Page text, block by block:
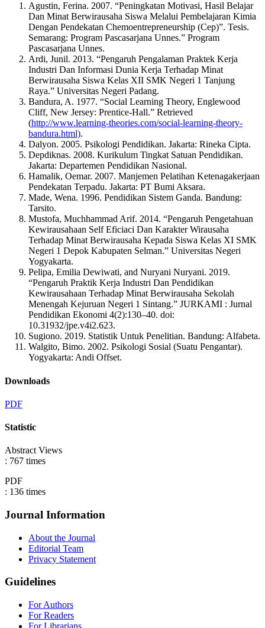
Agustin, Ferina. 2007. “Peningkatan Motivasi, Hasil Belajar
Dan Minat Berwirausaha Siswa Melalui Pembelajaran Kimia
Dengan Pendekatan Chemoentrepreneurship (Cep)”. Tesis.
Semarang: Program Pascasarjana Unnes.” Program
Pascasarjana Unnes.
Ardi, Junil. 2013. “Pengaruh Pengalaman Praktek Kerja
Industri Dan Informasi Dunia Kerja Terhadap Minat
Berwirausaha Siswa Kelas XII SMK Negeri 1 Tanjung
Raya.” Universitas Negeri Padang.
Bandura, A. 1977. “Social Learning Theory, Englewood
Cliff, New Jersey: Prentice-Hall.” Retrieved
(http://www.learning-theories.com/social-learning-theory-
bandura.html).
Dalyon. 2005. Psikologi Pendidikan. Jakarta: Rineka Cipta.
Depdiknas. 2008. Kurikulum Tingkat Satuan Pendidikan.
Jakarta: Departemen Pendidikan Nasional.
Hamalik, Oemar. 2007. Manjemen Pelatihan Ketenagakerjaan
Pendekatan Terpadu. Jakarta: PT Bumi Aksara.
Made, Wena. 1996. Pendidikan Sistem Ganda. Bandung:
Tarsito.
Mustofa, Muchhammad Arif. 2014. “Pengaruh Pengetahuan
Kewirausahaan Self Eficiaci Dan Karakter Wirausaha
Terhadap Minat Berwirausaha Kepada Siswa Kelas XI SMK
Negeri 1 Depok Kabupaten Selman.” Universitas Negeri
Yogyakarta.
Pelipa, Emilia Dewiwati, and Nuryani Nuryani. 2019.
“Pengaruh Praktik Kerja Industri Dan Pendidikan
Kewirausahaan Terhadap Minat Berwirausaha Sekolah
Menengah Kejuruan Negeri 1 Sintang.” JURKAMI : Jurnal
Pendidikan Ekonomi 4(2):130–40. doi:
10.31932/jpe.v4i2.623.
Sugiono. 2019. Statistik Untuk Penelitian. Bandung: Alfabeta.
Walgito, Bimo. 2002. Psikologi Sosial (Suatu Pengantar).
Yogyakarta: Andi Offset.
Downloads
PDF
Statistic
Abstract Views
: 767 times
PDF
: 136 times
Journal Information
About the Journal
Editorial Team
Privacy Statement
Guidelines
For Authors
For Readers